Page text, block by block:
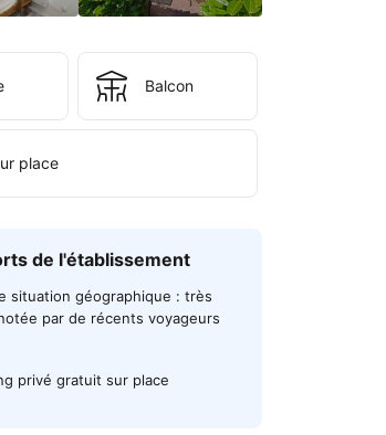
Balcon
place
de l'établissement
situation géographique : très
par de récents voyageurs
privé gratuit sur place